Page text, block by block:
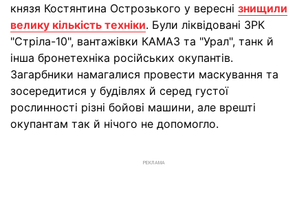
князя Костянтина Острозького у вересні знищили
велику кількість техніки. Були ліквідовані ЗРК
"Стріла-10", вантажівки КАМАЗ та "Урал", танк й
інша бронетехніка російських окупантів.
Загарбники намагалися провести маскування та
зосередитися у будівлях й серед густої
рослинності різні бойові машини, але врешті
окупантам так й нічого не допомогло.
РЕКЛАМА